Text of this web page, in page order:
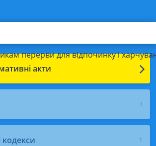
перерви для відпочинку і
акти
3
1
кодекси